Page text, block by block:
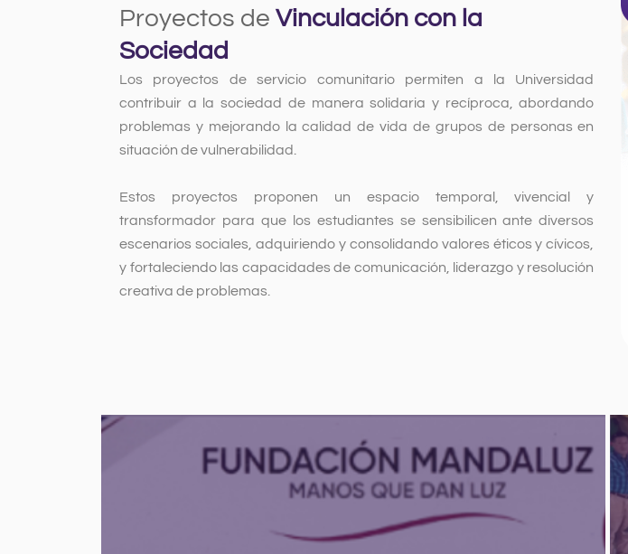
Ver más
Proyectos de Vinculación con la
Sociedad
Los proyectos de servicio comunitario permiten a la Universidad
contribuir a la sociedad de manera solidaria y recíproca, abordando
problemas y mejorando la calidad de vida de grupos de personas en
situación de vulnerabilidad.
Estos proyectos proponen un espacio temporal, vivencial y
transformador para que los estudiantes se sensibilicen ante diversos
escenarios sociales, adquiriendo y consolidando valores éticos y cívicos,
y fortaleciendo las capacidades de comunicación, liderazgo y resolución
creativa de problemas.